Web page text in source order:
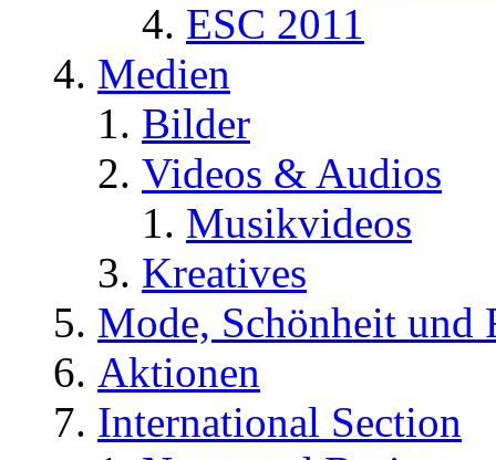
ESC 2011
Medien
Bilder
Videos & Audios
Musikvideos
Kreatives
Mode, Schönheit und
Aktionen
International Section